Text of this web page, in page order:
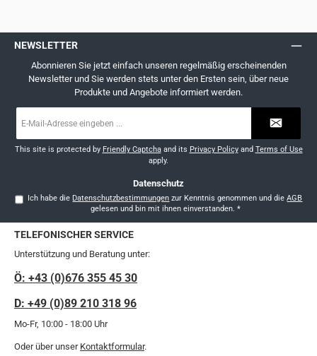
NEWSLETTER
Abonnieren Sie jetzt einfach unseren regelmäßig erscheinenden
Newsletter und Sie werden stets unter den Ersten sein, über neue
Produkte und Angebote informiert werden.
Mail-
*
This site is protected by Friendly Captchaand its Privacy Policyand Terms of Use
apply.
Datenschutz
Ich habe die Datenschutzbestimmungen zur Kenntnis genommen und dieAGB
gelesen und bin mit ihnen einverstanden. *
TELEFONISCHER SERVICE
Unterstützung und Beratung unter:
Ö: +43 (0)676 355 45 30
D: +49 (0)89 210 318 96
Mo-Fr, 10:00 - 18:00 Uhr
Oder über unser Kontaktformular.